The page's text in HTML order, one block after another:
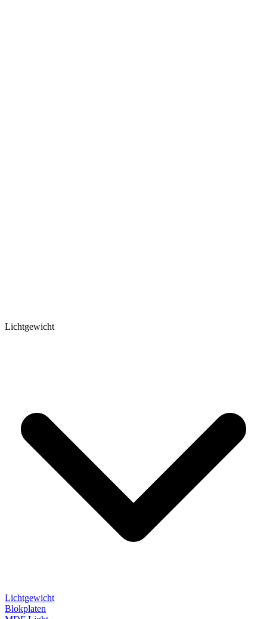
Lichtgewicht
Lichtgewicht
Blokplaten